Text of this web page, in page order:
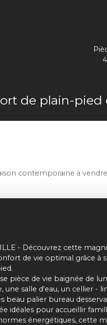
4
de plain-
contemporaine à
- Découvrez cette
de vie optimal grâce à
pièce de vie baignée de
salle d'eau, un cellier -
beau palier bureau
idéales pour accueillir
énergétiques, cette